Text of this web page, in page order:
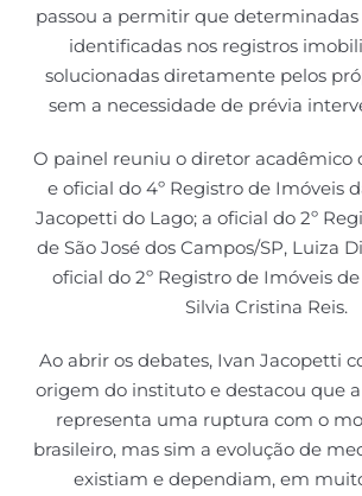
passou a permitir que
identificadas nos registros
solucionadas diretamente pelos
sem a necessidade de prévia
O painel reuniu o diretor acadêmico
e oficial do 4º Registro de Imóveis
Jacopetti do Lago; a oficial do 2º
de São José dos Campos/SP, Luiza
oficial do 2º Registro de Imóveis
Silvia Cristina Reis.
Ao abrir os debates, Ivan Jacopetti
origem do instituto e destacou que
representa uma ruptura com o
brasileiro, mas sim a evolução de
existiam e dependiam, em